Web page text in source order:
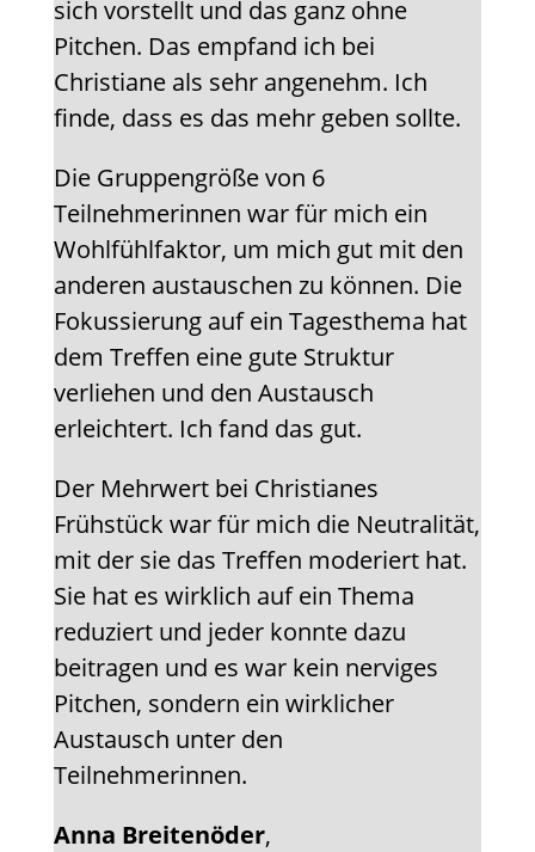
sich vorstellt und das ganz ohne
Pitchen. Das empfand ich bei
Christiane als sehr angenehm. Ich
finde, dass es das mehr geben sollte.
Die Gruppengröße von 6
Teilnehmerinnen war für mich ein
Wohlfühlfaktor, um mich gut mit den
anderen austauschen zu können. Die
Fokussierung auf ein Tagesthema hat
dem Treffen eine gute Struktur
verliehen und den Austausch
erleichtert. Ich fand das gut.
Der Mehrwert bei Christianes
Frühstück war für mich die Neutralität,
mit der sie das Treffen moderiert hat.
Sie hat es wirklich auf ein Thema
reduziert und jeder konnte dazu
beitragen und es war kein nerviges
Pitchen, sondern ein wirklicher
Austausch unter den
Teilnehmerinnen.
Anna Breitenöder,